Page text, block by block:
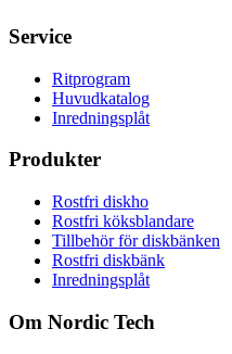
Service
Ritprogram
Huvudkatalog
Inredningsplåt
Produkter
Rostfri diskho
Rostfri köksblandare
Tillbehör för diskbänken
Rostfri diskbänk
Inredningsplåt
Om Nordic Tech